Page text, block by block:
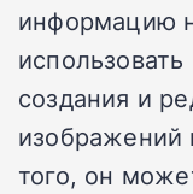
информацию
создания и
изображений
того, он